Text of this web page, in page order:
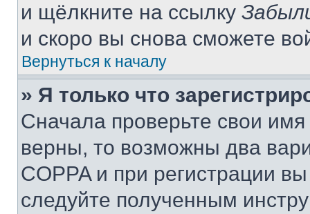
и щёлкните на ссылку
и скоро вы снова сможете
Вернуться к началу
» Я только что
Сначала проверьте свои
верны, то возможны два
COPPA и при регистрации
следуйте полученным